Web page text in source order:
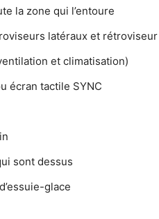
la zone qui l’entoure
latéraux et
et climatisation)
écran tactile SYNC
sont dessus
glace